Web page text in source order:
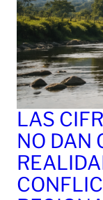
LAS
NO DAN